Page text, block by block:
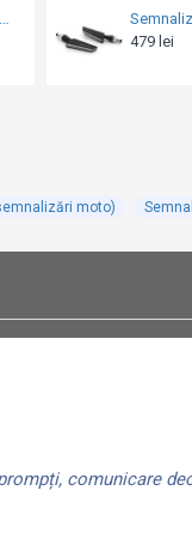
Rezistență electrică 21W Barracuda
68 lei
moto)
comunicare